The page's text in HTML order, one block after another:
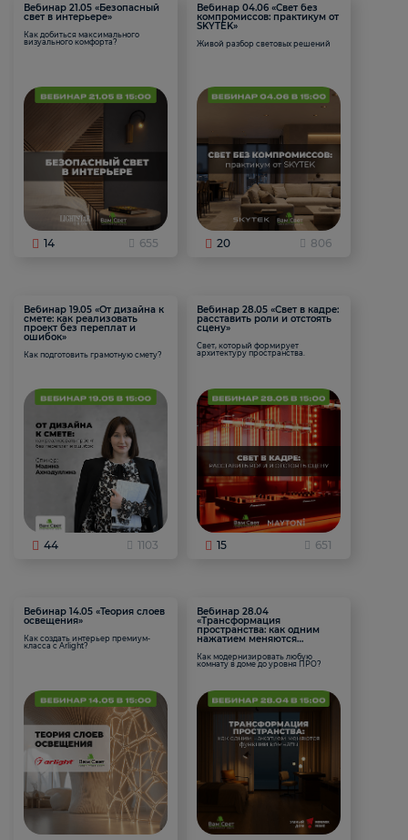
Вебинар 21.05 «Безопасный
свет в интерьере»
Как добиться максимального
визуального комфорта?
14 655
Вебинар 04.06 «Свет без
компромиссов: практикум от
SKYTEK»
Живой разбор световых решений
20 806
Вебинар 19.05 «От дизайна к
смете: как реализовать
проект без переплат и
ошибок»
Как подготовить грамотную смету?
44 1103
Вебинар 28.05 «Свет в кадре:
расставить роли и отстоять
сцену»
Свет, который формирует
архитектуру пространства.
15 651
Вебинар 14.05 «Теория слоев
освещения»
Как создать интерьер премиум-
класса с Arlight?
Вебинар 28.04
«Трансформация
пространства: как одним
нажатием меняются
Как модернизировать любую
комнату в доме до уровня ПРО?